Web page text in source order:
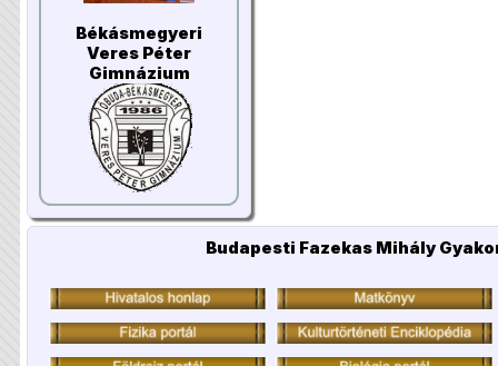
Békásmegyeri
Veres Péter
Gimnázium
Budapesti Fazekas Mihály